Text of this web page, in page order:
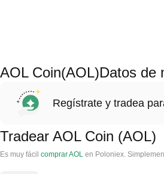
AOL Coin(AOL)Datos de
Regístrate y tradea
Tradear AOL Coin (AOL)
Es muy fácil comprar AOL en Poloniex.